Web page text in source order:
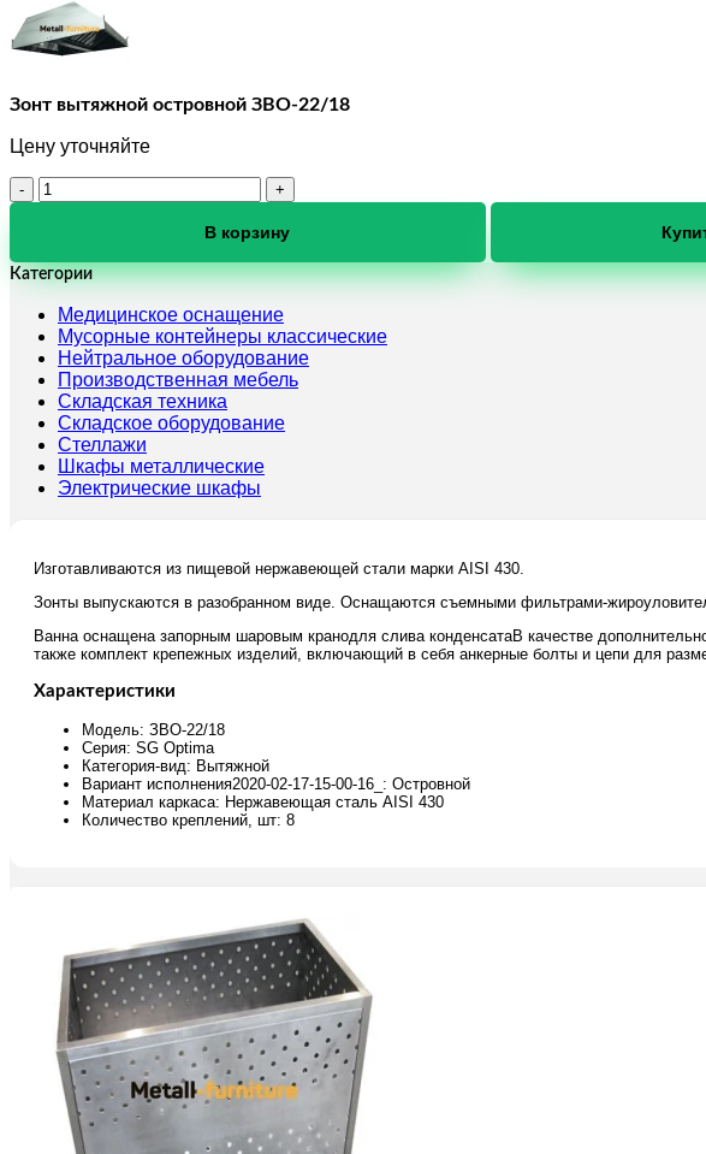
Зонт вытяжной островной ЗВО-22/18
Цену уточняйте
Количество
товара
островной
В корзину
Категории
Медицинское оснащение
Мусорные контейнеры классические
Нейтральное оборудование
Производственная мебель
Складская техника
Складское оборудование
Стеллажи
Шкафы металлические
Электрические шкафы
Изготавливаются из пищевой нержавеющей стали марки AISI 430.
Зонты выпускаются в разобранном виде. Оснащаются съемными фильтрами-
Ванна оснащена запорным шаровым кранодля слива конденсатаВ качестве
также комплект крепежных изделий, включающий в себя анкерные болты и цепи для
Характеристики
Модель: ЗВО-22/18
Серия: SG Optima
Категория-вид: Вытяжной
Вариант исполнения2020-02-17-15-00-16_: Островной
Материал каркаса: Нержавеющая сталь AISI 430
Количество креплений, шт: 8